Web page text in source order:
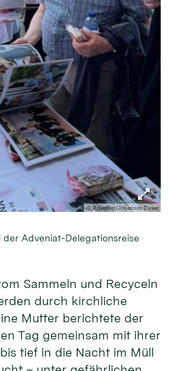
© Adveniat/Johannes Duwe
Adveniat-Delegationsreise
Sammeln und Recyceln
durch kirchliche
Mutter berichtete der
Tag gemeinsam mit ihrer
tief in die Nacht im Müll